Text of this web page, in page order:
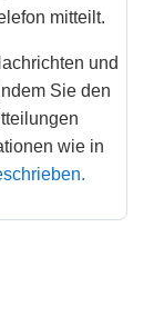
mitteilt.
Sie den
wie in